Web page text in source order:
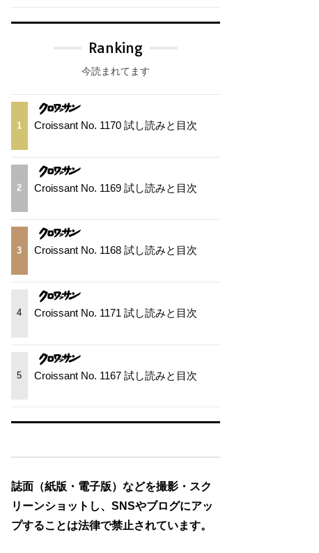
Ranking
今読まれてます
1 Croissant No. 1170 試し読みと目次
2 Croissant No. 1169 試し読みと目次
3 Croissant No. 1168 試し読みと目次
4 Croissant No. 1171 試し読みと目次
5 Croissant No. 1167 試し読みと目次
誌面（紙版・電子版）などを撮影・スク
リーンショットし、SNSやブログにアッ
プすることは法律で禁止されています。